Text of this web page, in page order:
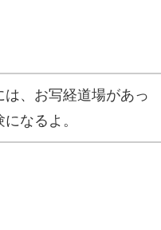
、お写経道場があっ
なるよ。